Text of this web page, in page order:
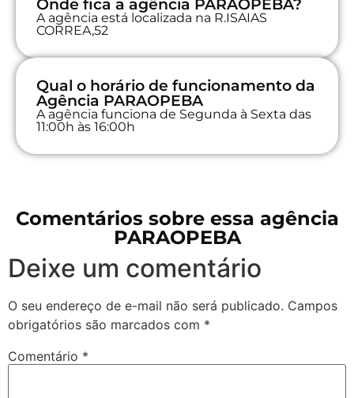
Onde fica a agência PARAOPEBA?
A agência está localizada na R.ISAIAS
CORREA,52
Qual o horário de funcionamento da
Agência PARAOPEBA
A agência funciona de Segunda à Sexta das
11:00h às 16:00h
Comentários sobre essa agência
PARAOPEBA
Deixe um comentário
O seu endereço de e-mail não será publicado. Campos
obrigatórios são marcados com *
Comentário *